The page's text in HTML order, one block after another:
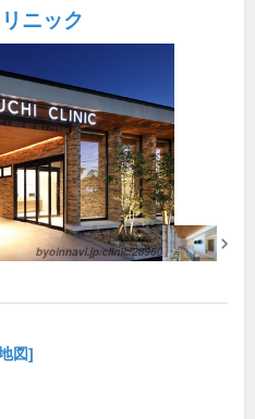
ニック
図]